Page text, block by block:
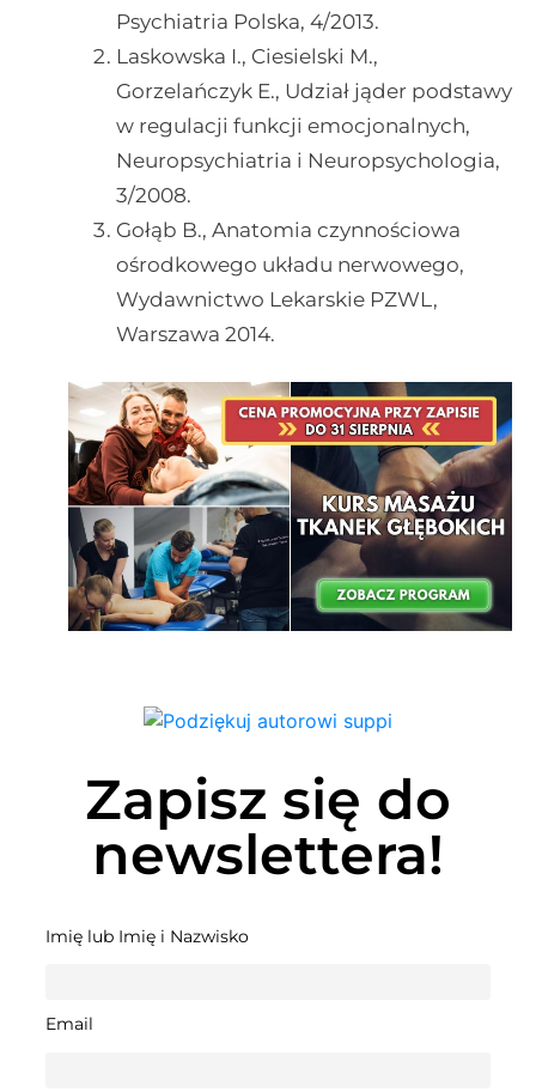
Psychiatria Polska, 4/2013.
Laskowska I., Ciesielski M.,
Gorzelańczyk E., Udział jąder podstawy
w regulacji funkcji emocjonalnych,
Neuropsychiatria i Neuropsychologia,
3/2008.
Gołąb B., Anatomia czynnościowa
ośrodkowego układu nerwowego,
Wydawnictwo Lekarskie PZWL,
Warszawa 2014.
Zapisz się do
newslettera!
Imię lub Imię i Nazwisko
Email